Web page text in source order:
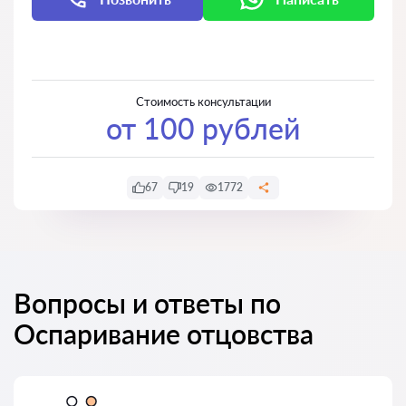
Стоимость консультации
от 100 рублей
67 19 1772
Вопросы и ответы по
Оспаривание отцовства